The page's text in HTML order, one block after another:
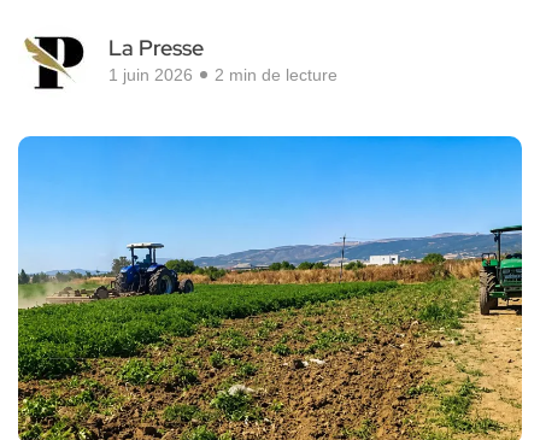
La Presse
1 juin 2026 2 min de lecture